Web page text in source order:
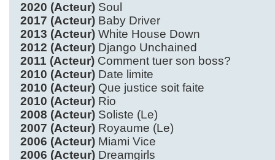
2020 (Acteur) Soul
2017 (Acteur) Baby Driver
2013 (Acteur) White House Down
2012 (Acteur) Django Unchained
2011 (Acteur) Comment tuer son boss?
2010 (Acteur) Date limite
2010 (Acteur) Que justice soit faite
2010 (Acteur) Rio
2008 (Acteur) Soliste (Le)
2007 (Acteur) Royaume (Le)
2006 (Acteur) Miami Vice
2006 (Acteur) Dreamgirls